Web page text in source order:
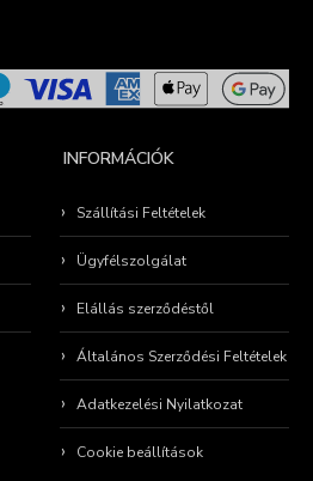
INFORMÁCIÓK
Szállítási Feltételek
Ügyfélszolgálat
Elállás szerződéstől
Általános Szerződési Feltételek
Adatkezelési Nyilatkozat
Cookie beállítások